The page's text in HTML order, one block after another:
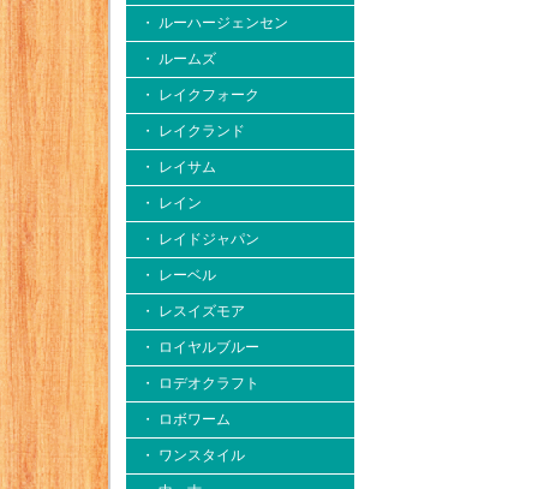
・ ルーハージェンセン
・ ルームズ
・ レイクフォーク
・ レイクランド
・ レイサム
・ レイン
・ レイドジャパン
・ レーベル
・ レスイズモア
・ ロイヤルブルー
・ ロデオクラフト
・ ロボワーム
・ ワンスタイル